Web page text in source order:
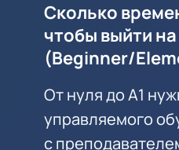
Сколько
чтобы выйти на
(Beginner/
От нуля до A1
управляемого
с